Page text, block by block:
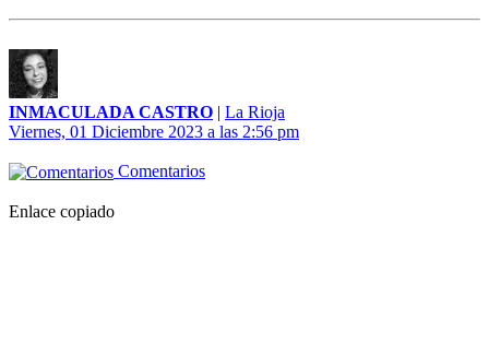
INMACULADA CASTRO | La Rioja
Viernes, 01 Diciembre 2023 a las 2:56 pm
Comentarios
Enlace copiado